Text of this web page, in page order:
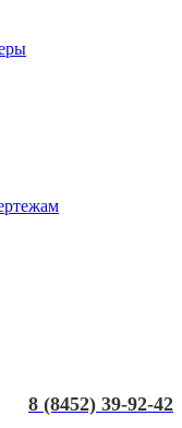
8 (8452) 39-92-42